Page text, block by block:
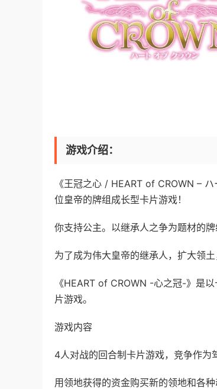
游戏介绍：
《王冠之心 / HEART of CROWN –
位皇帝的牌组成长型卡片游戏！
你支持公主。以继承人之争为题材的
为了成为伟大皇帝的继承人，扩大领
《HEART of CROWN -心之冠-》是
片游戏。
游戏内容
4人对战的回合制卡片游戏，竞争作为
用领地获得的资金购买新的领地和各